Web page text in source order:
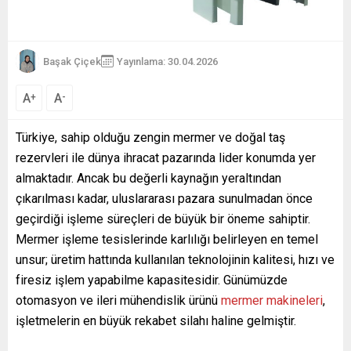
Başak Çiçek Yayınlama: 30.04.2026
A+ A-
Türkiye, sahip olduğu zengin mermer ve doğal taş
rezervleri ile dünya ihracat pazarında lider konumda yer
almaktadır. Ancak bu değerli kaynağın yeraltından
çıkarılması kadar, uluslararası pazara sunulmadan önce
geçirdiği işleme süreçleri de büyük bir öneme sahiptir.
Mermer işleme tesislerinde karlılığı belirleyen en temel
unsur; üretim hattında kullanılan teknolojinin kalitesi, hızı ve
firesiz işlem yapabilme kapasitesidir. Günümüzde
otomasyon ve ileri mühendislik ürünü mermer makineleri,
işletmelerin en büyük rekabet silahı haline gelmiştir.